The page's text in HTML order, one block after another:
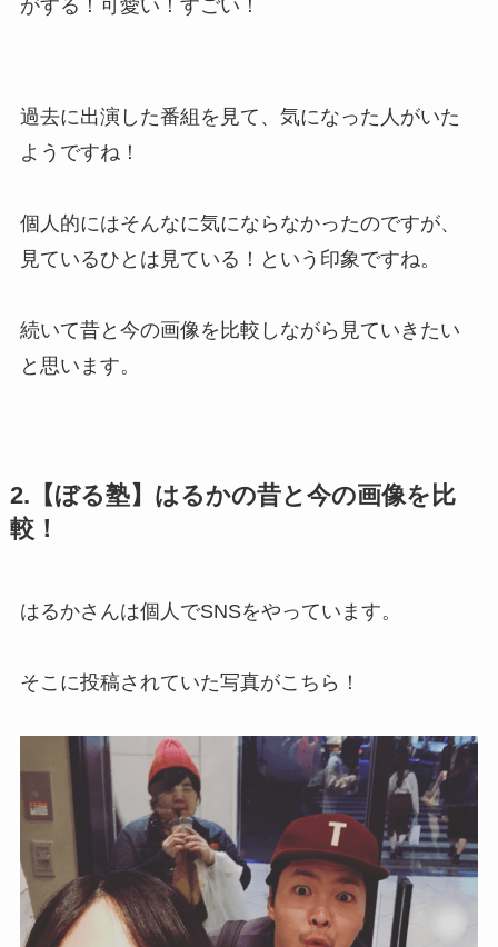
がする！可愛い！すごい！
過去に出演した番組を見て、気になった人がいた
ようですね！
個人的にはそんなに気にならなかったのですが、
見ているひとは見ている！という印象ですね。
続いて昔と今の画像を比較しながら見ていきたい
と思います。
2.【ぼる塾】はるかの昔と今の画像を比
較！
はるかさんは個人でSNSをやっています。
そこに投稿されていた写真がこちら！